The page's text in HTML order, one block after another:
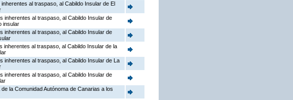
al traspaso, al Cabildo Insular de El
inherentes al traspaso, al Cabildo Insular de
insular
inherentes al traspaso, al Cabildo Insular de
inherentes al traspaso, al Cabildo Insular de la
inherentes al traspaso, al Cabildo Insular de La
inherentes al traspaso, al Cabildo Insular de
la Comunidad Autónoma de Canarias a los